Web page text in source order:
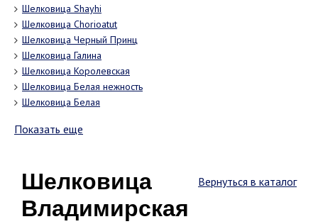
Шелковица Shayhi
Шелковица Chorioatut
Шелковица Черный Принц
Шелковица Галина
Шелковица Королевская
Шелковица Белая нежность
Шелковица Белая
Показать еще
Вернуться в каталог
Шелковица
Владимирская